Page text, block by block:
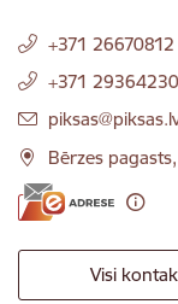
+371 26670812
+371 29364230
E-pasts:
Bērzes
Visi